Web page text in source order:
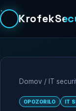
Domov / IT
OPOZORILO IT